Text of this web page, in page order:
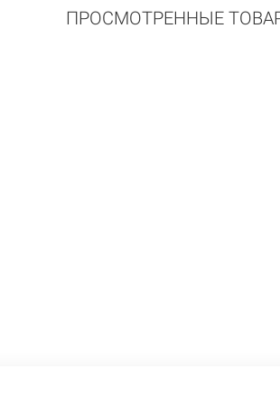
ПРОСМОТРЕННЫЕ